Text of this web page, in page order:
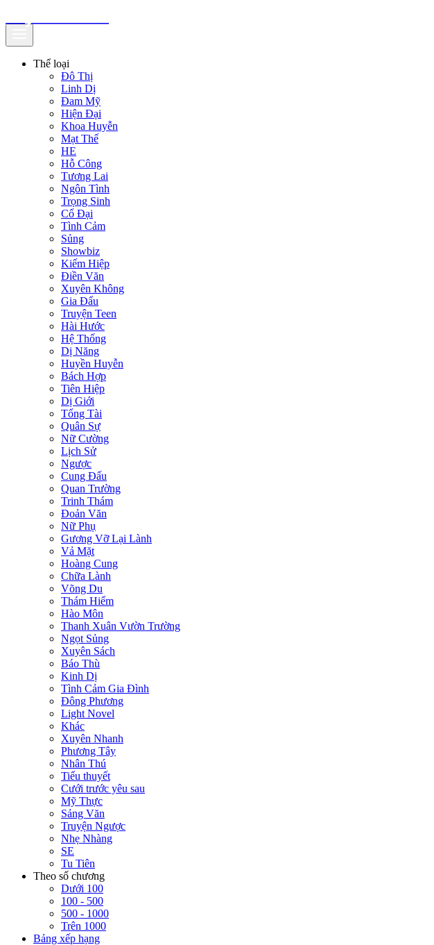
Thể loại
Đô Thị
Linh Dị
Đam Mỹ
Hiện Đại
Khoa Huyễn
Mạt Thế
HE
Hỗ Công
Tương Lai
Ngôn Tình
Trọng Sinh
Cổ Đại
Tình Cảm
Sủng
Showbiz
Kiếm Hiệp
Điền Văn
Xuyên Không
Gia Đấu
Truyện Teen
Hài Hước
Hệ Thống
Dị Năng
Huyền Huyễn
Bách Hợp
Tiên Hiệp
Dị Giới
Tổng Tài
Quân Sự
Nữ Cường
Lịch Sử
Ngược
Cung Đấu
Quan Trường
Trinh Thám
Đoản Văn
Nữ Phụ
Gương Vỡ Lại Lành
Vả Mặt
Hoàng Cung
Chữa Lành
Võng Du
Thám Hiểm
Hào Môn
Thanh Xuân Vườn Trường
Ngọt Sủng
Xuyên Sách
Báo Thù
Kinh Dị
Tình Cảm Gia Đình
Đông Phương
Light Novel
Khác
Xuyên Nhanh
Phương Tây
Nhân Thú
Tiểu thuyết
Cưới trước yêu sau
Mỹ Thực
Sảng Văn
Truyện Ngược
Nhẹ Nhàng
SE
Tu Tiên
Theo số chương
Dưới 100
100 - 500
500 - 1000
Trên 1000
Bảng xếp hạng